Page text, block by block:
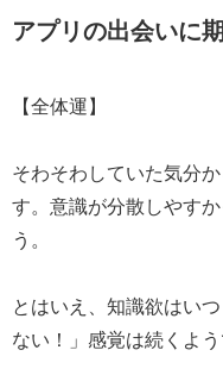
アプリの出会いに
【全体運】
そわそわしていた気分
す。意識が分散しやす
う。
とはいえ、知識欲はい
ない！」感覚は続くよう